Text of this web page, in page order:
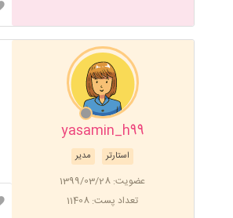
yasamin_h99
مدیر استارتر
عضویت: 1399/03/28
تعداد پست: 11408